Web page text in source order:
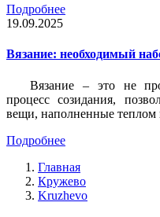
Подробнее
19.09.2025
Вязание: необходимый
Вязание – это не
процесс созидания,
вещи, наполненные теплом
Подробнее
Главная
Кружево
Kruzhevo